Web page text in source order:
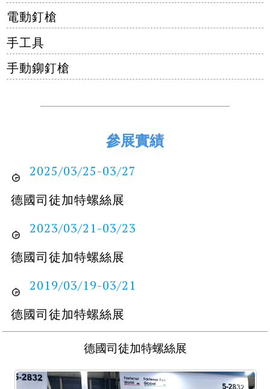
電動釘槍
手工具
手動鉚釘槍
參展實績
2025/03/25-03/27
德國司徒加特螺絲展
2023/03/21-03/23
德國司徒加特螺絲展
2019/03/19-03/21
德國司徒加特螺絲展
德國司徒加特螺絲展